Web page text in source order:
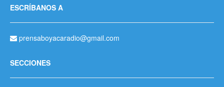
ESCRÍBANOS A
prensaboyacaradio@gmail.com
SECCIONES